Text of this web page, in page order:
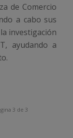
de Comercio
a cabo sus
investigación
ayudando a
3 de 3